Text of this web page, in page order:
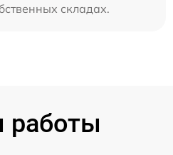
складах.
работы